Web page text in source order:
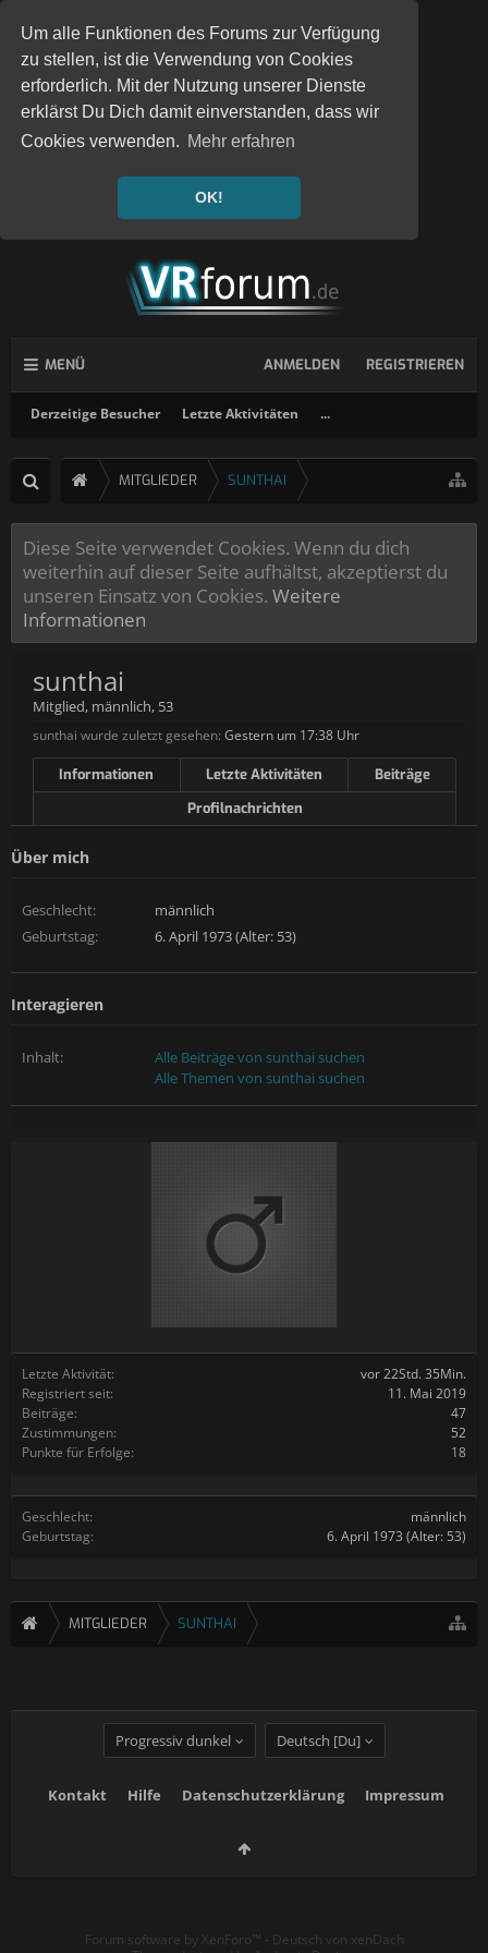
Um alle Funktionen des Forums zur Verfügung
zu stellen, ist die Verwendung von Cookies
erforderlich. Mit der Nutzung unserer Dienste
erklärst Du Dich damit einverstanden, dass wir
Cookies verwenden. Mehr erfahren
OK!
MENÜ
Derzeitige Besucher Letzte Aktivitäten ...
ANMELDEN REGISTRIEREN
MITGLIEDER SUNTHAI
Diese Seite verwendet Cookies. Wenn du dich
weiterhin auf dieser Seite aufhältst, akzeptierst du
unseren Einsatz von Cookies. Weitere
Informationen
Letzte Aktivität:
vor 22Std. 35Min.
Registriert seit:
11. Mai 2019
Beiträge:
47
Zustimmungen:
52
Punkte für Erfolge:
18
Geschlecht:
männlich
Geburtstag:
6. April 1973 (Alter: 53)
sunthai
Mitglied, männlich, 53
sunthai wurde zuletzt gesehen: Gestern um 17:38 Uhr
Informationen Letzte Aktivitäten
Beiträge
Profilnachrichten
Über mich
Geschlecht:
männlich
Geburtstag:
6. April 1973 (Alter: 53)
Interagieren
Inhalt:
Alle Beiträge von sunthai suchen
Alle Themen von sunthai suchen
MITGLIEDER SUNTHAI
Progressiv dunkel Deutsch [Du]
Kontakt Hilfe Datenschutzerklärung Impressum
Forum software by XenForo™ - Deutsch von xenDach